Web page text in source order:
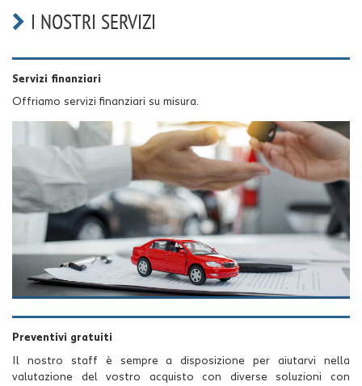
I NOSTRI SERVIZI
Servizi finanziari
Offriamo servizi finanziari su misura.
Preventivi gratuiti
Il nostro staff è sempre a disposizione per aiutarvi nella
valutazione del vostro acquisto con diverse soluzioni con